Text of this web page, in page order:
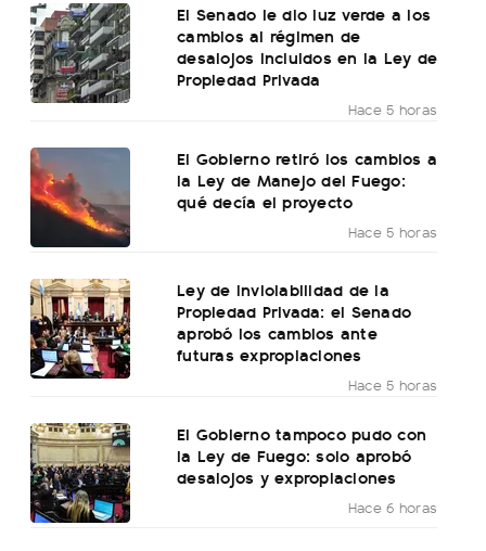
El Senado le dio luz verde a los
cambios al régimen de
desalojos incluidos en la Ley de
Propiedad Privada
Hace 5 horas
El Gobierno retiró los cambios a
la Ley de Manejo del Fuego:
qué decía el proyecto
Hace 5 horas
Ley de Inviolabilidad de la
Propiedad Privada: el Senado
aprobó los cambios ante
futuras expropiaciones
Hace 5 horas
El Gobierno tampoco pudo con
la Ley de Fuego: solo aprobó
desalojos y expropiaciones
Hace 6 horas